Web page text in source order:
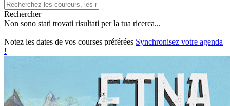
Rechercher
Non sono stati trovati risultati per la tua ricerca...
Notez les dates de vos courses préférées Synchronisez votre agenda
!